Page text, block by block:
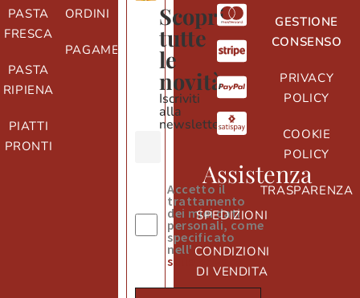
PASTA
FRESCA
PASTA
RIPIENA
PIATTI
PRONTI
ORDINI
PAGAMENTI
Scopri
tutte
le
novità
Iscriviti
alla
newsletter
Accetto il
trattamento
dei miei dati
personali, come
specificato
nell' informativa
sulla privacy
Assistenza
SPEDIZIONI
CONDIZIONI
DI VENDITA
GESTIONE
CONSENSO
PRIVACY
POLICY
COOKIE
POLICY
TRASPARENZA